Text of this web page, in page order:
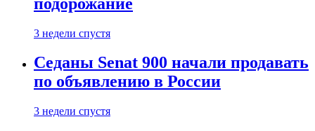
3 недели спустя
Седаны Senat 900 начали продавать
по объявлению в России
3 недели спустя